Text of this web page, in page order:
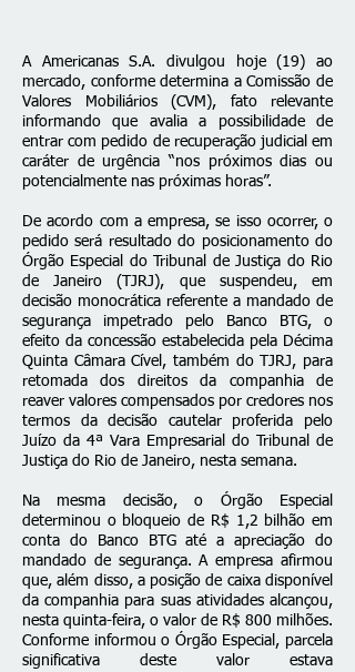
A Americanas S.A. divulgou hoje (19) ao
mercado, conforme determina a Comissão de
Valores Mobiliários (CVM), fato relevante
informando que avalia a possibilidade de
entrar com pedido de recuperação judicial em
caráter de urgência “nos próximos dias ou
potencialmente nas próximas horas”.
De acordo com a empresa, se isso ocorrer, o
pedido será resultado do posicionamento do
Órgão Especial do Tribunal de Justiça do Rio
de Janeiro (TJRJ), que suspendeu, em
decisão monocrática referente a mandado de
segurança impetrado pelo Banco BTG, o
efeito da concessão estabelecida pela Décima
Quinta Câmara Cível, também do TJRJ, para
retomada dos direitos da companhia de
reaver valores compensados por credores nos
termos da decisão cautelar proferida pelo
Juízo da 4ª Vara Empresarial do Tribunal de
Justiça do Rio de Janeiro, nesta semana.
Na mesma decisão, o Órgão Especial
determinou o bloqueio de R$ 1,2 bilhão em
conta do Banco BTG até a apreciação do
mandado de segurança. A empresa afirmou
que, além disso, a posição de caixa disponível
da companhia para suas atividades alcançou,
nesta quinta-feira, o valor de R$ 800 milhões.
Conforme informou o Órgão Especial, parcela
significativa deste valor estava